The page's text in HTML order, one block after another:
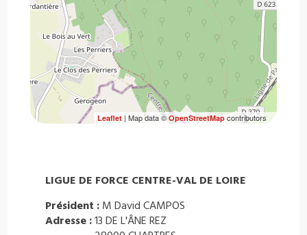
Leaflet| Map data ©OpenStreetMapcontributors
LIGUE DE FORCE CENTRE-VAL DE LOIRE
Président : M David CAMPOS
Adresse :13 DE L'ÂNE REZ